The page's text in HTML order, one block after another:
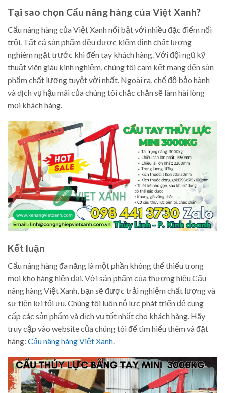
Tại sao chọn Cẩu nâng hàng của Việt Xanh?
Cẩu nâng hàng của Việt Xanh nổi bật với nhiều đặc điểm nổi
trội. Tất cả sản phẩm đều được kiểm định chất lượng
nghiêm ngặt trước khi đến tay khách hàng. Với đội ngũ kỹ
thuật viên giàu kinh nghiệm, chúng tôi cam kết mang đến sản
phẩm chất lượng tuyệt vời nhất. Ngoài ra, chế độ bảo hành
và dịch vụ hậu mãi của chúng tôi chắc chắn sẽ làm hài lòng
mọi khách hàng.
Kết luận
Cẩu nâng hàng đa năng là một phần không thể thiếu trong
mọi kho hàng hiện đại. Với sản phẩm của thương hiệu Cẩu
nâng hàng Việt Xanh, bạn sẽ được trải nghiệm chất lượng và
sự tiện lợi tối ưu. Chúng tôi luôn nỗ lực phát triển để cung
cấp các sản phẩm và dịch vụ tốt nhất cho khách hàng. Hãy
truy cập vào website của chúng tôi để tìm hiểu thêm và đặt
hàng: Cẩu nâng hàng Việt Xanh